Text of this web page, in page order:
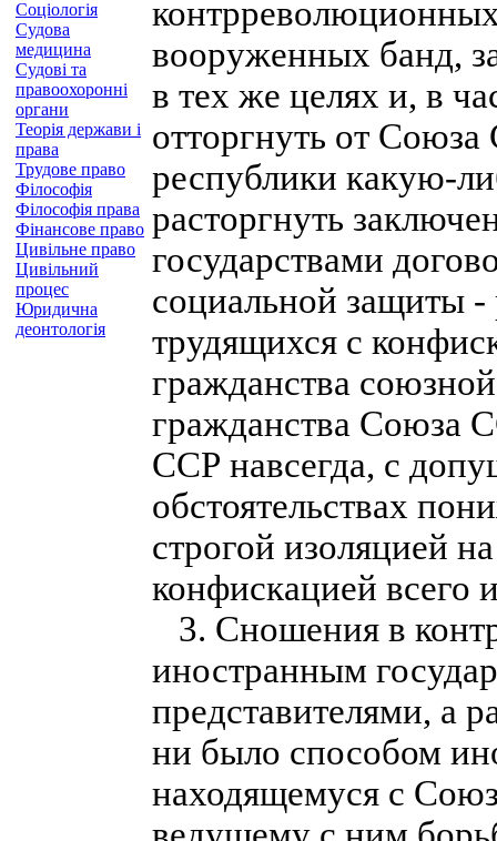
Соціологія
Судова
медицина
Судові та
правоохоронні
органи
Теорія держави і
права
Трудове право
Філософія
Філософія права
Фінансове право
Цивільне право
Цивільний
процес
Юридична
деонтологія
вооруженных банд,
в тех же целях и, в
отторгнуть от
республики какую-
расторгнуть
государствами
социальной защиты -
трудящихся с
гражданства
гражданства Союза
ССР навсегда, с
обстоятельствах
строгой изоляцией
конфискацией всего
3. Сношения в
иностранным
представителями, а
ни было способом
находящемуся с